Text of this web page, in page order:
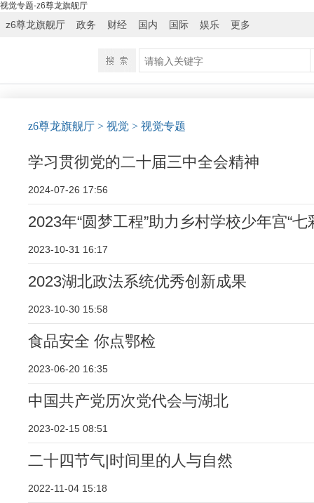
视觉专题-z6尊龙旗舰厅
z6尊龙旗舰厅 政务 财经 国内 国际 娱乐 更多
z6尊龙旗舰厅 > 视觉 > 视觉专题
学习贯彻党的二十届三中全会精神
2024-07-26 17:56
2023年“圆梦工程”助力乡村学校少年宫“
2023-10-31 16:17
2023湖北政法系统优秀创新成果
2023-10-30 15:58
食品安全 你点鄂检
2023-06-20 16:35
中国共产党历次党代会与湖北
2023-02-15 08:51
二十四节气|时间里的人与自然
2022-11-04 15:18